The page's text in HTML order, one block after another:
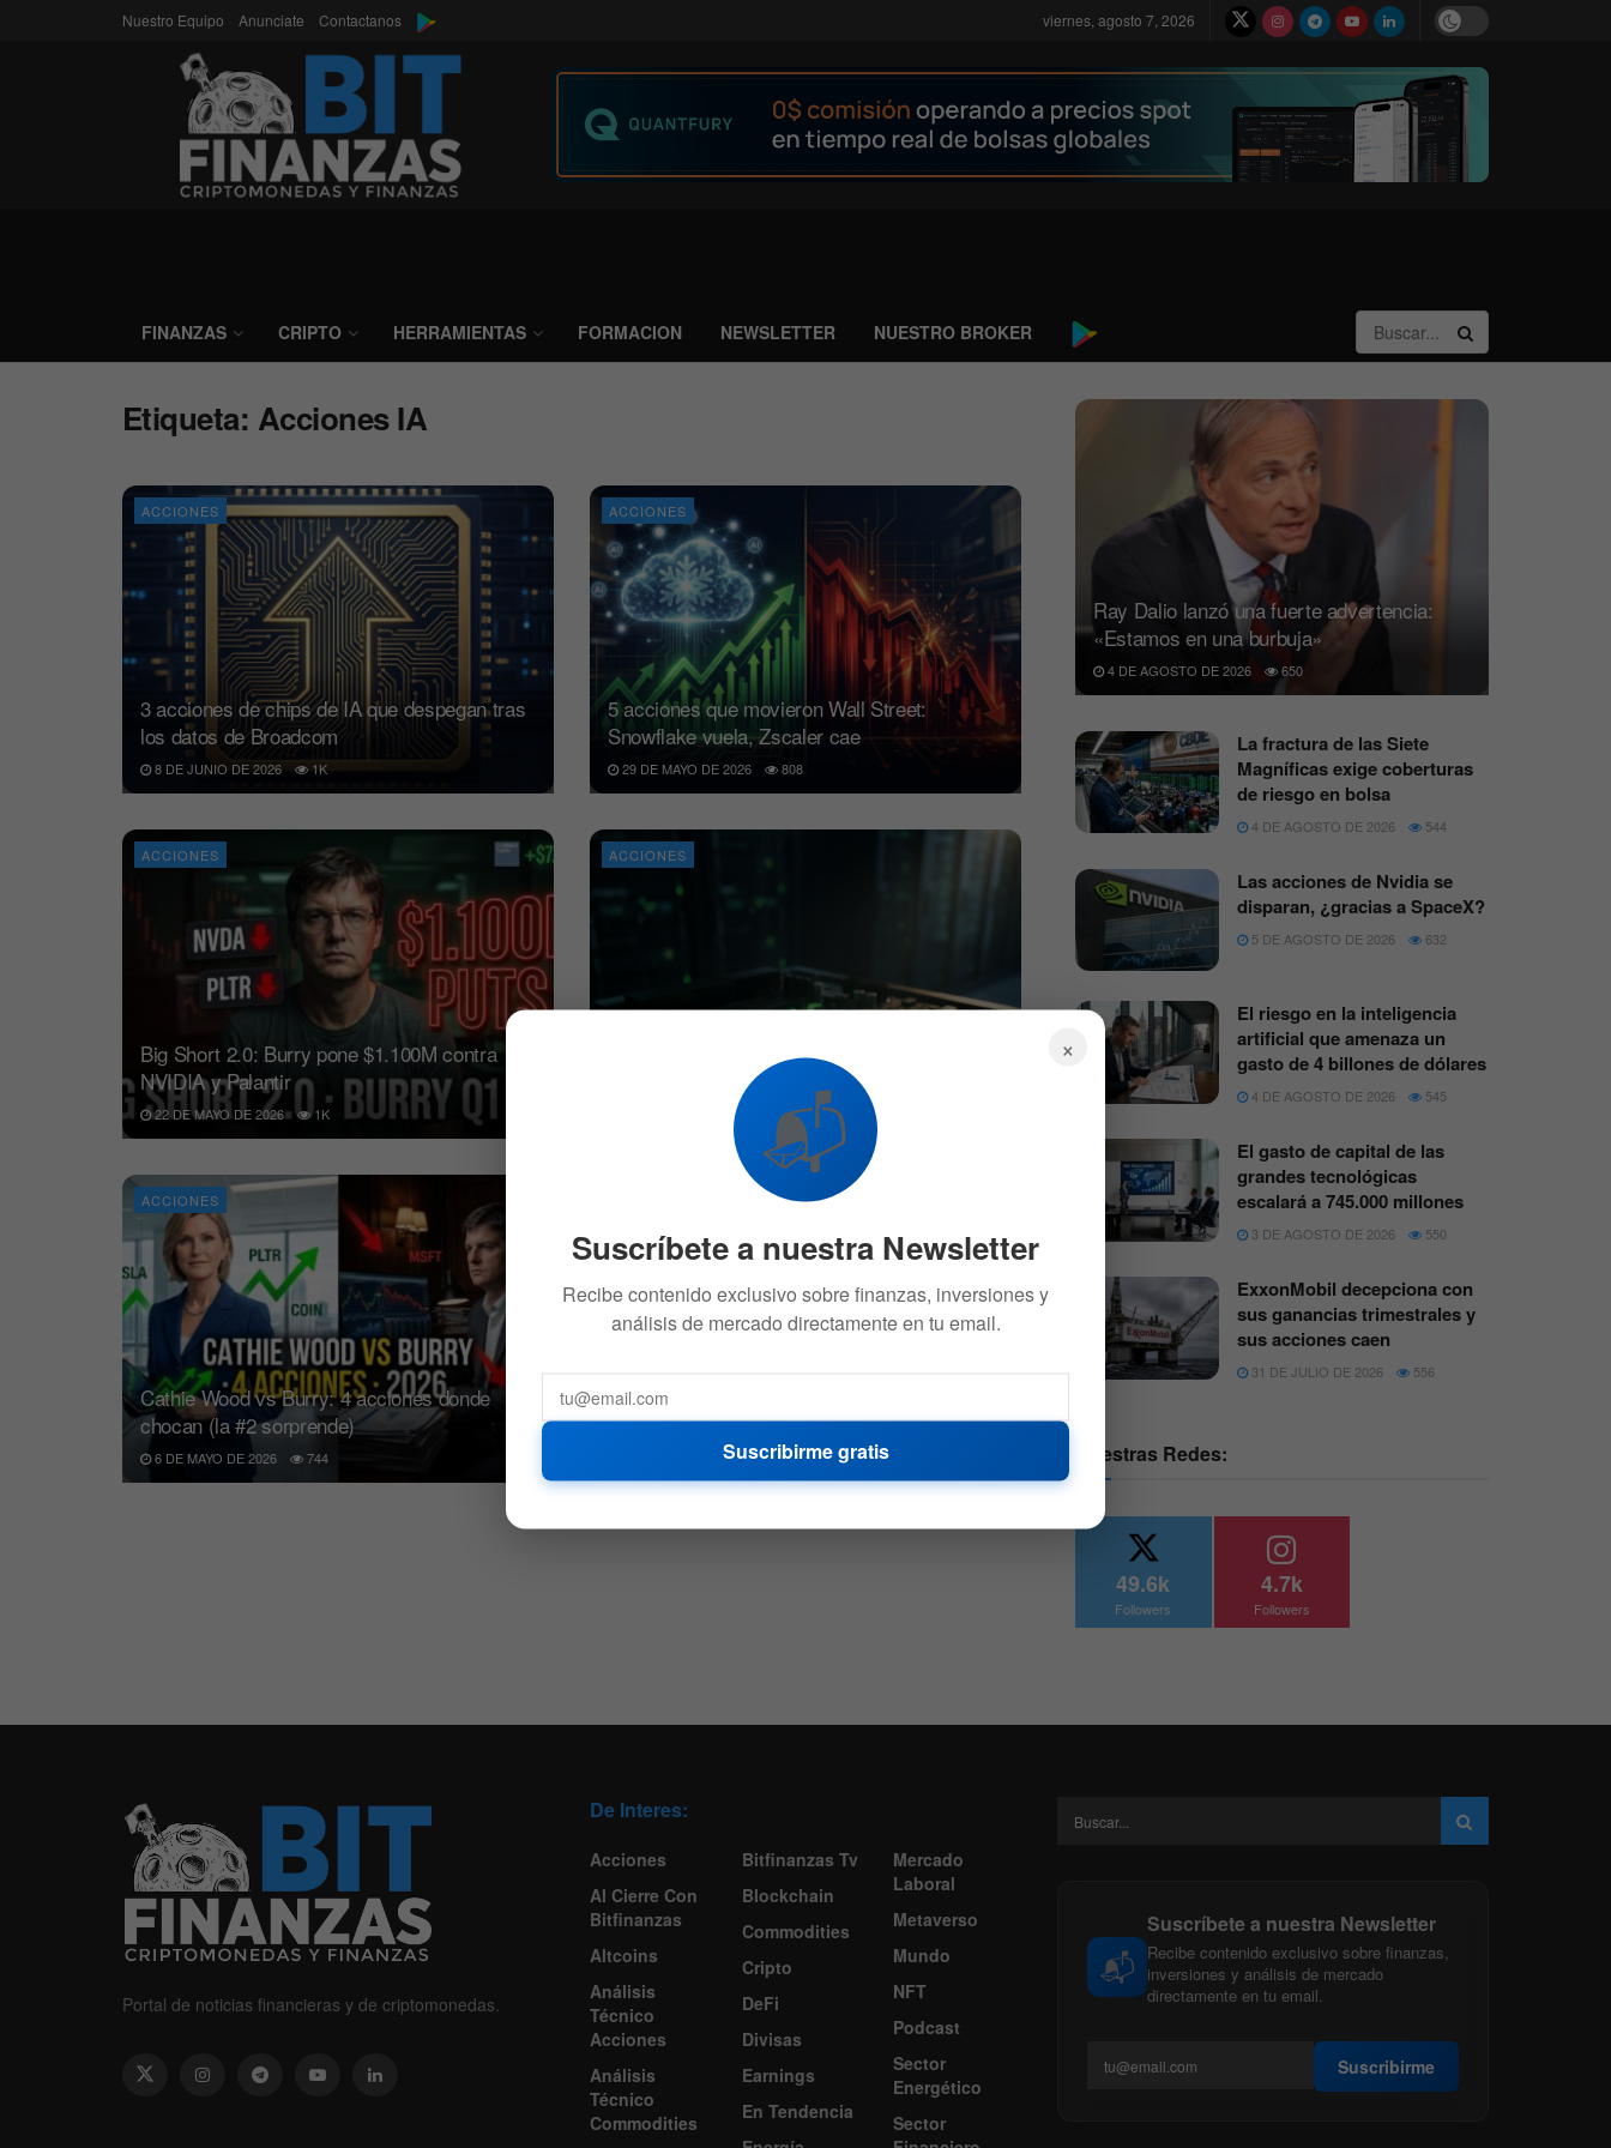
Nuestro Equipo Anunciate Contactanos viernes, agosto 7, 2026
FINANZAS CRIPTO HERRAMIENTAS FORMACION NEWSLETTER NUESTRO BROKER
Etiqueta: Acciones IA
ACCIONES
3 acciones de chips de IA que despegan tras
los datos de Broadcom
8 DE JUNIO DE 2026 1K
ACCIONES
5 acciones que movieron Wall Street:
Snowflake vuela, Zscaler cae
29 DE MAYO DE 2026 808
ACCIONES
Big Short 2.0: Burry pone $1.100M contra
NVIDIA y Palantir
22 DE MAYO DE 2026 1K
ACCIONES
Nvidia Q1 2026: 5 cifras récord que disparan
21 DE MAYO DE 2026 847
ACCIONES
Cathie Wood vs Burry: 4 acciones donde
chocan (la #2 sorprende)
6 DE MAYO DE 2026 744
Ray Dalio lanzó una fuerte advertencia:
«Estamos en una burbuja»
4 DE AGOSTO DE 2026 650
La fractura de las Siete
Magníficas exige coberturas
de riesgo en bolsa
4 DE AGOSTO DE 2026 544
Las acciones de Nvidia se
disparan, ¿gracias a SpaceX?
5 DE AGOSTO DE 2026 632
El riesgo en la inteligencia
artificial que amenaza un
gasto de 4 billones de dólares
4 DE AGOSTO DE 2026 545
El gasto de capital de las
grandes tecnológicas
escalará a 745.000 millones
3 DE AGOSTO DE 2026 550
ExxonMobil decepciona con
sus ganancias trimestrales y
sus acciones caen
31 DE JULIO DE 2026 556
Nuestras Redes:
49.6k
Followers
4.7k
Followers
Portal de noticias financieras y de criptomonedas.
De Interes:
Acciones
Al Cierre Con
Bitfinanzas
Altcoins
Análisis
Técnico
Acciones
Análisis
Técnico
Commodities
Bitfinanzas Tv
Blockchain
Commodities
Cripto
DeFi
Divisas
Earnings
En Tendencia
Mercado
Laboral
Metaverso
Mundo
NFT
Podcast
Sector
Energético
Sector
📬
Suscríbete a nuestra Newsletter
Recibe contenido exclusivo sobre finanzas,
inversiones y análisis de mercado
directamente en tu email.
Suscribirme
×
📬
Suscríbete a nuestra Newsletter
Recibe contenido exclusivo sobre finanzas, inversiones y
análisis de mercado directamente en tu email.
Suscribirme gratis